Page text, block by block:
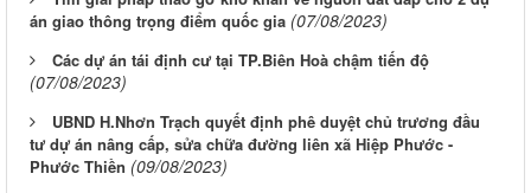
án giao thông trọng điểm quốc gia (07/08/2023)
Các dự án tái định cư tại TP.Biên Hoà chậm tiến độ
(07/08/2023)
UBND H.Nhơn Trạch quyết định phê duyệt chủ trương đầu
tư dự án nâng cấp, sửa chữa đường liên xã Hiệp Phước -
Phước Thiền (09/08/2023)